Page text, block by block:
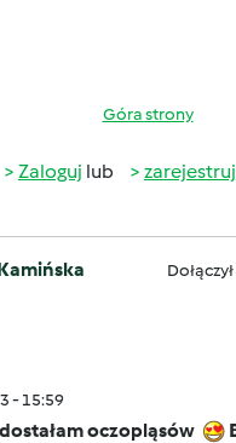
Góra strony
Zaloguj lub
- 15:59
oczopląsów